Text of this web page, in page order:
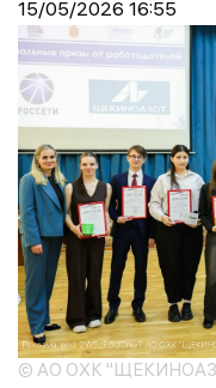
15/05/2026 16:55
© АО ОХК